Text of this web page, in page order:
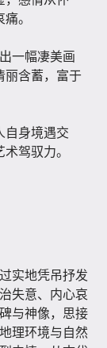
。
出一幅凄美画
丽含蓄，富于
自身境遇交
驾驭力。
实地凭吊抒发
失意、内心哀
与神像，思接
理环境与自然